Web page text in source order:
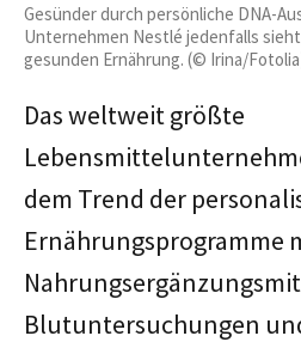
Gesünder durch persönliche DNA-
Unternehmen Nestlé jedenfalls
gesunden Ernährung. (© Irina/
Das weltweit größte
dem Trend der
Ernährungsprogramme
Blutuntersuchungen